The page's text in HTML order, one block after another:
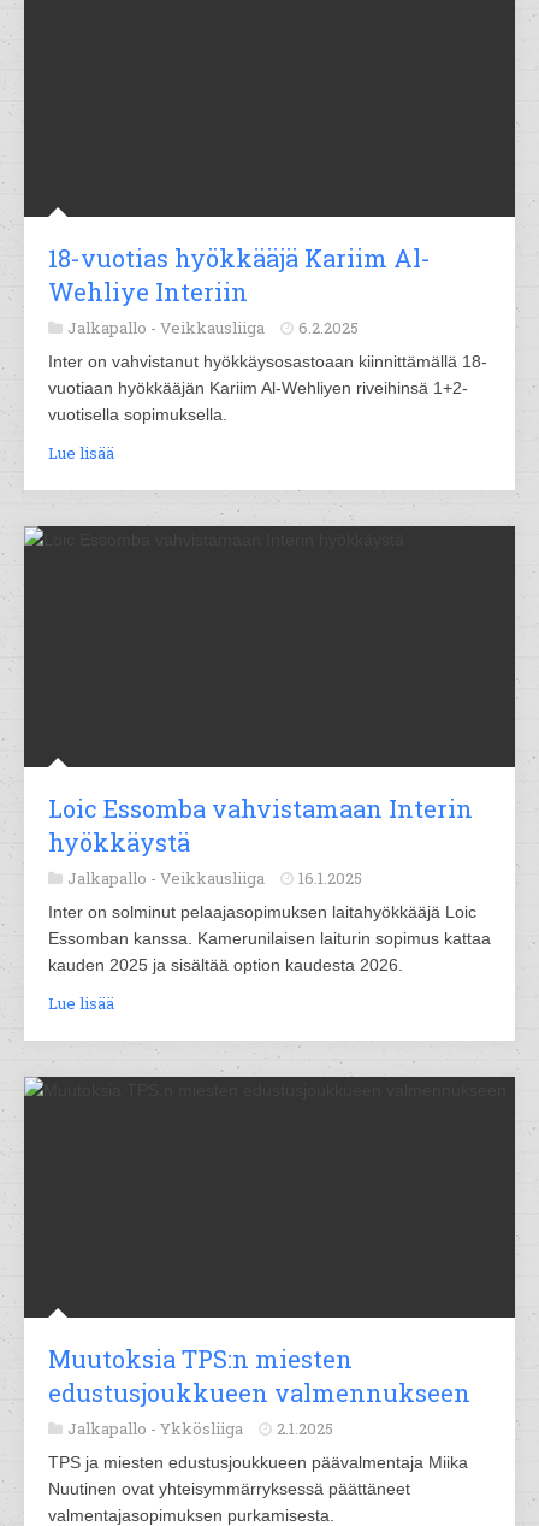
18-vuotias hyökkääjä Kariim Al-
Wehliye Interiin
Jalkapallo - Veikkausliiga 6.2.2025
Inter on vahvistanut hyökkäysosastoaan kiinnittämällä 18-
vuotiaan hyökkääjän Kariim Al-Wehliyen riveihinsä 1+2-
vuotisella sopimuksella.
Lue lisää
Loic Essomba vahvistamaan Interin
hyökkäystä
Jalkapallo - Veikkausliiga 16.1.2025
Inter on solminut pelaajasopimuksen laitahyökkääjä Loic
Essomban kanssa. Kamerunilaisen laiturin sopimus kattaa
kauden 2025 ja sisältää option kaudesta 2026.
Lue lisää
Muutoksia TPS:n miesten
edustusjoukkueen valmennukseen
Jalkapallo - Ykkösliiga 2.1.2025
TPS ja miesten edustusjoukkueen päävalmentaja Miika
Nuutinen ovat yhteisymmärryksessä päättäneet
valmentajasopimuksen purkamisesta.